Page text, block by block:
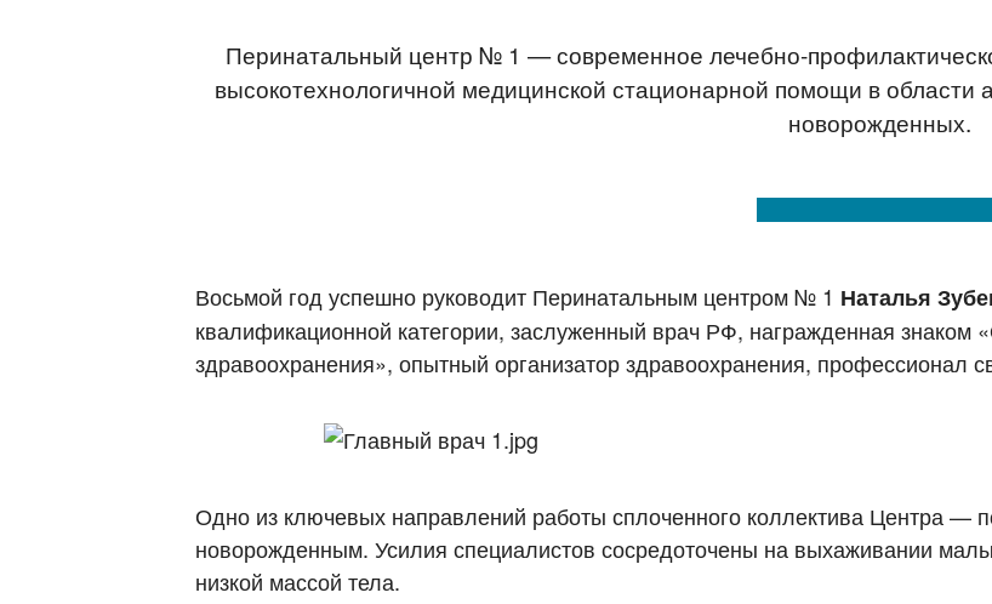
Перинатальный центр № 1 — современное лечебно-
высокотехнологичной медицинской стационарной помощи в области
новорожденных.
Восьмой год успешно руководит Перинатальным центром № 1 Наталья
квалификационной категории, заслуженный врач РФ, награжденная знаком
здравоохранения», опытный организатор здравоохранения, профессионал
Одно из ключевых направлений работы сплоченного коллектива Центра
новорожденным. Усилия специалистов сосредоточены на выхаживании
низкой массой тела.